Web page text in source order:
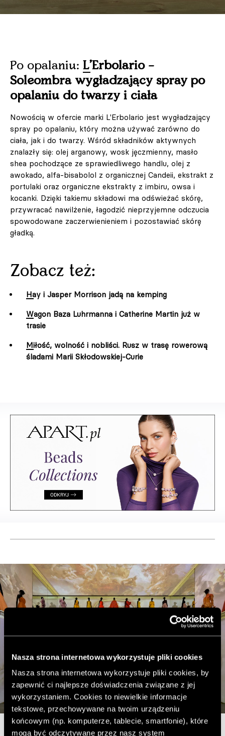
Nasza strona internetowa wykorzystuje pliki cookies
Nasza strona internetowa wykorzystuje pliki cookies, by
zapewnić ci najlepsze doświadczenia związane z jej
wykorzystaniem. Cookies to niewielkie informacje
tekstowe, przechowywane na twoim urządzeniu
końcowym (np. komputerze, tablecie, smartfonie), które
mogą być odczytywane przez nasz system
Po opalaniu: L'Erbolario –
Soleombra wygładzający spray po
opalaniu do twarzy i ciała
Nowością w ofercie marki L'Erbolario jest wygładzający
spray po opalaniu, który można używać zarówno do
ciała, jak i do twarzy. Wśród składników aktywnych
znalazły się: olej arganowy, wosk jęczmienny, masło
shea pochodzące ze sprawiedliwego handlu, olej z
awokado, alfa-bisabolol z organicznej Candeii, ekstrakt z
portulaki oraz organiczne ekstrakty z imbiru, owsa i
kocanki. Dzięki takiemu składowi ma odświeżać skórę,
przywracać nawilżenie, łagodzić nieprzyjemne odczucia
spowodowane zaczerwienieniem i pozostawiać skórę
gładką.
Zobacz też:
Hay i Jasper Morrison jadą na kemping
Wagon Baza Luhrmanna i Catherine Martin już w
trasie
Miłość, wolność i nobliści. Rusz w trasę rowerową
śladami Marii Skłodowskiej-Curie